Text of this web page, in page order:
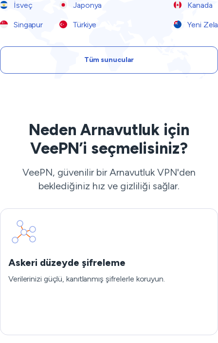
İsveç Japonya Kanada
Singapur Türkiye Yeni
Tüm sunucular
Neden Arnavutluk için
VeePN’i seçmelisiniz?
VeePN, güvenilir bir Arnavutluk VPN'den
beklediğiniz hız ve gizliliği sağlar.
Askeri düzeyde şifreleme
Verilerinizi güçlü, kanıtlanmış şifrelerle koruyun.